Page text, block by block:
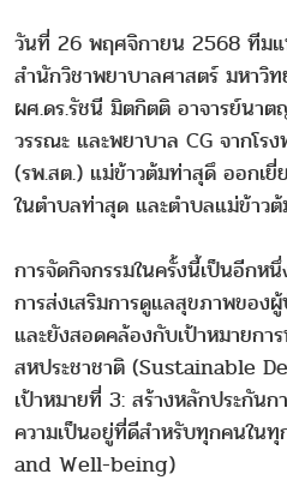
วันที่ 26 พฤศจิกายน 2568 ทีมแ
สำนักวิชาพยาบาลศาสตร์ มหาวิ
ผศ.ดร.รัชนี มิตกิตติ อาจารย์นา
วรรณะ และพยาบาล CG จากโร
(รพ.สต.) แม่ข้าวต้มท่าสุดึ ออกเ
ในตำบลท่าสุด และตำบลแม่ข้าว
การจัดกิจกรรมในครั้งนี้เป็นอีกห
การส่งเสริมการดูแลสุขภาพของ
และยังสอดคล้องกับเป้าหมายก
สหประชาชาติ (Sustainable
เป้าหมายที่ 3: สร้างหลักประกันก
ความเป็นอยู่ที่ดีสำหรับทุกคนใน
and Well-being)